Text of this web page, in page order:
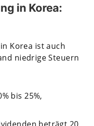
in Korea:
Korea ist auch
niedrige Steuern
bis 25%,
beträgt 20